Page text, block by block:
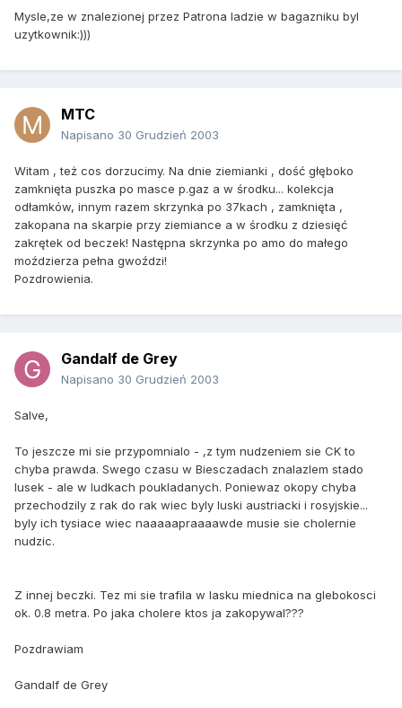
Mysle,ze w znalezionej przez Patrona ladzie w bagazniku byl
uzytkownik:)))
MTC
Napisano 30 Grudzień 2003
Witam , też cos dorzucimy. Na dnie ziemianki , dość głęboko
zamknięta puszka po masce p.gaz a w środku... kolekcja
odłamków, innym razem skrzynka po 37kach , zamknięta ,
zakopana na skarpie przy ziemiance a w środku z dziesięć
zakrętek od beczek! Następna skrzynka po amo do małego
moździerza pełna gwoździ!
Pozdrowienia.
Gandalf de Grey
Napisano 30 Grudzień 2003
Salve,
To jeszcze mi sie przypomnialo - ,z tym nudzeniem sie CK to
chyba prawda. Swego czasu w Biesczadach znalazlem stado
lusek - ale w ludkach poukladanych. Poniewaz okopy chyba
przechodzily z rak do rak wiec byly luski austriacki i rosyjskie...
byly ich tysiace wiec naaaaapraaaawde musie sie cholernie
nudzic.
Z innej beczki. Tez mi sie trafila w lasku miednica na glebokosci
ok. 0.8 metra. Po jaka cholere ktos ja zakopywal???
Pozdrawiam
Gandalf de Grey